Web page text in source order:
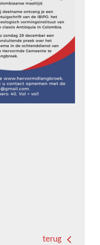
terug